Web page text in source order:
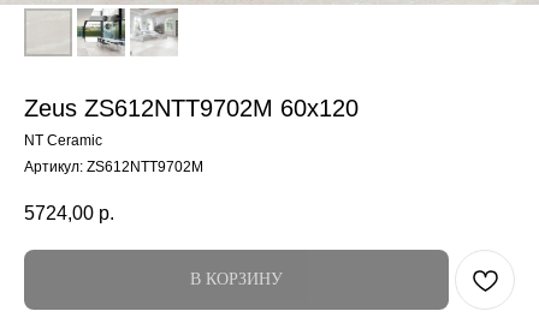
Zeus ZS612NTT9702M 60x120
NT Ceramic
Артикул: ZS612NTT9702M
5724,00 р.
В КОРЗИНУ